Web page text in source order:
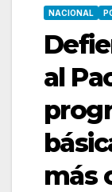
NACIONAL
al
más